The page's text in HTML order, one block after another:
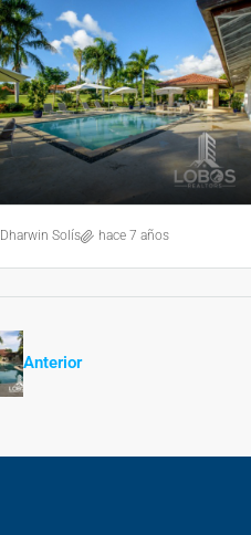
Dharwin Solís hace 7 años
Anterior